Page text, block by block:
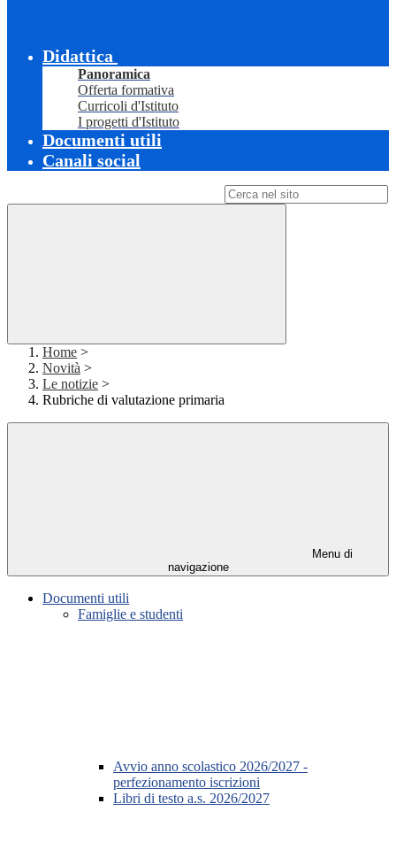
Didattica
Panoramica
Offerta formativa
Curricoli d'Istituto
I progetti d'Istituto
Documenti utili
Canali social
Home >
Novità >
Le notizie >
Rubriche di valutazione primaria
Menu di
navigazione
Documenti utili
Famiglie e studenti
Avvio anno scolastico 2026/2027 -
perfezionamento iscrizioni
Libri di testo a.s. 2026/2027